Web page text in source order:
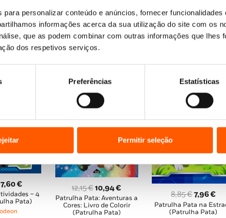
para personalizar conteúdo e anúncios, fornecer
informações acerca da sua utilização do site com os
que as podem combinar com outras informações que lhes
dos respetivos serviços.
Preferências Estatísticas
Permitir seleção
era:
8,85 €.
é:
7,96 €.
6,65 €.
5,99 €.
8,85 €.
O
preço
original
7,60€O
preço
atual
– 4
Pata)
12,15€ O
preço
original
10,94€
preço
atual
Patrulha Pata: Aventuras a
Cores: Livro de Colorir
(Patrulha Pata)
8,85€O
preço
7,96€
Patrulha Pata na
(Patrulha Pata)